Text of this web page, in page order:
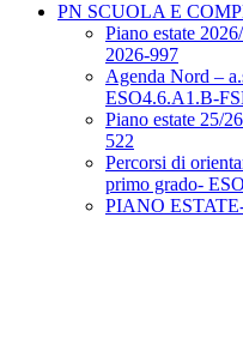
PN SCUOLA E
Piano estate
2026-997
Agenda Nord –
ESO4.6.A1.B-
Piano estate 25/
522
Percorsi di
primo grado-
PIANO